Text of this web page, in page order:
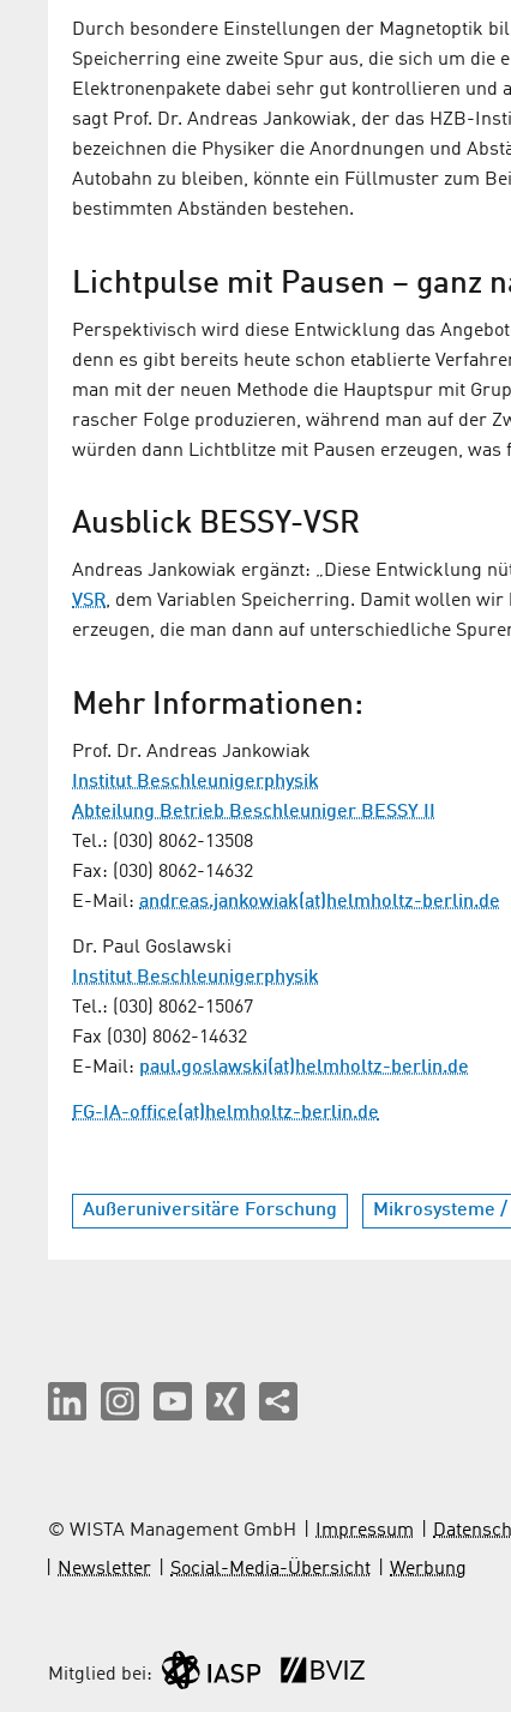
Durch besondere Einstellungen der Magnetoptik
Speicherring eine zweite Spur aus, die sich um die
Elektronenpakete dabei sehr gut kontrollieren und
sagt Prof. Dr. Andreas Jankowiak, der das HZB-
bezeichnen die Physiker die Anordnungen und
Autobahn zu bleiben, könnte ein Füllmuster zum
bestimmten Abständen bestehen.
Lichtpulse mit Pausen – ganz
Perspektivisch wird diese Entwicklung das
denn es gibt bereits heute schon etablierte
man mit der neuen Methode die Hauptspur mit
rascher Folge produzieren, während man auf der
würden dann Lichtblitze mit Pausen erzeugen,
Ausblick BESSY-VSR
Andreas Jankowiak ergänzt: „Diese Entwicklung
VSR, dem Variablen Speicherring. Damit wollen
erzeugen, die man dann auf unterschiedliche
Mehr Informationen:
Prof. Dr. Andreas Jankowiak
Institut Beschleunigerphysik
Abteilung Betrieb Beschleuniger BESSY II
Tel.: (030) 8062-13508
Fax: (030) 8062-14632
E-Mail: andreas.jankowiak(at)helmholtz-berlin.de
Dr. Paul Goslawski
Institut Beschleunigerphysik
Tel.: (030) 8062-15067
Fax (030) 8062-14632
E-Mail: paul.goslawski(at)helmholtz-berlin.de
FG-IA-office(at)helmholtz-berlin.de
Außeruniversitäre Forschung Mikrosysteme
© WISTA Management GmbH Impressum
Newsletter
Social-Media-Übersicht Werbung
Mitglied bei: